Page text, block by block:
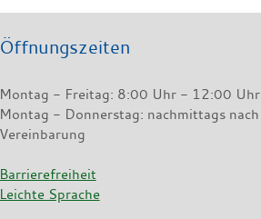
Öffnungszeiten
Montag - Freitag: 8:00 Uhr - 12:00 Uhr
Montag - Donnerstag: nachmittags nach
Vereinbarung
Barrierefreiheit
Leichte Sprache